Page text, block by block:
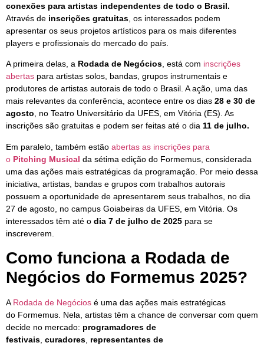
conexões para artistas independentes de todo o Brasil.
Através de inscrições gratuitas , os interessados podem
apresentar os seus projetos artísticos para os mais diferentes
players e profissionais do mercado do país.
A primeira delas, a Rodada de Negócios , está com inscrições
abertas para artistas solos, bandas, grupos instrumentais e
produtores de artistas autorais de todo o Brasil. A ação, uma das
mais relevantes da conferência, acontece entre os dias 28 e 30 de
agosto , no Teatro Universitário da UFES, em Vitória (ES). As
inscrições são gratuitas e podem ser feitas até o dia 11 de julho.
Em paralelo, também estão abertas as inscrições para
o Pitching Musical da sétima edição do Formemus, considerada
uma das ações mais estratégicas da programação. Por meio dessa
iniciativa, artistas, bandas e grupos com trabalhos autorais
possuem a oportunidade de apresentarem seus trabalhos, no dia
27 de agosto, no campus Goiabeiras da UFES, em Vitória. Os
interessados têm até o dia 7 de julho de 2025 para se
inscreverem.
Como funciona a Rodada de
Negócios do Formemus 2025?
A Rodada de Negócios é uma das ações mais estratégicas
do Formemus. Nela, artistas têm a chance de conversar com quem
decide no mercado: programadores de
festivais curadores representantes de